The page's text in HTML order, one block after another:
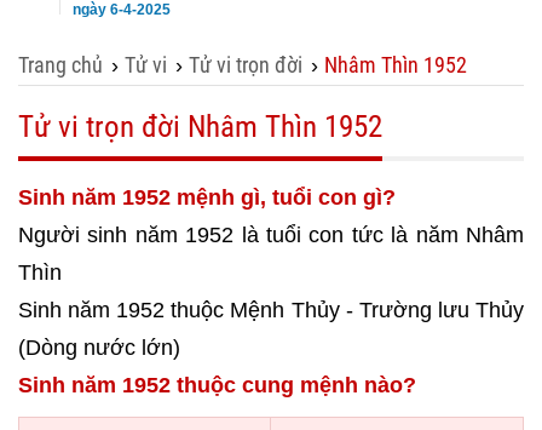
ngày 6-4-2025
Trang chủ › Tử vi › Tử vi trọn đời › Nhâm Thìn 1952
Tử vi trọn đời Nhâm Thìn 1952
Sinh năm 1952 mệnh gì, tuổi con gì?
Người sinh năm 1952 là tuổi con tức là năm Nhâm
Thìn
Sinh năm 1952 thuộc Mệnh Thủy - Trường lưu Thủy
(Dòng nước lớn)
Sinh năm 1952 thuộc cung mệnh nào?